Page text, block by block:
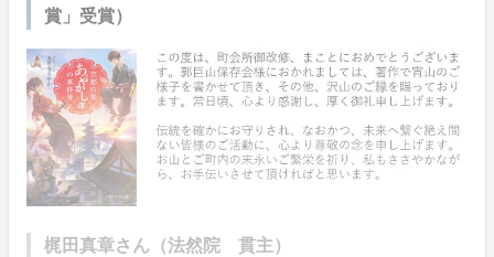
賞」受賞）
梶田真章さん（法然院 貫主）